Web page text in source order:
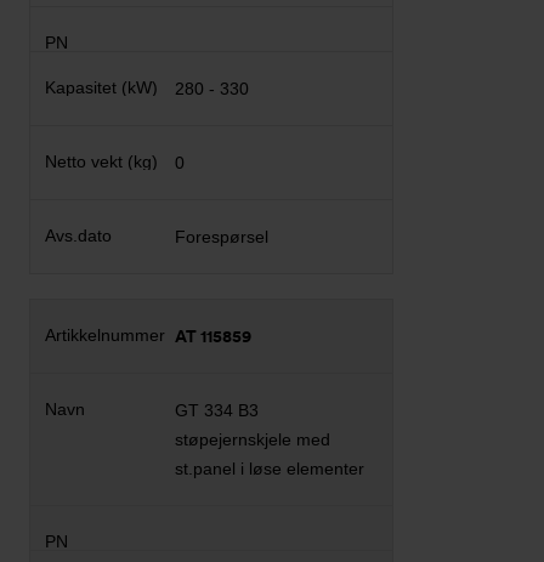
280 - 330
0
Forespørsel
AT 115859
GT 334 B3
støpejernskjele med
st.panel i løse elementer